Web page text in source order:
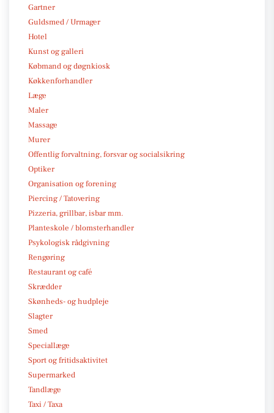
Gartner
Guldsmed / Urmager
Hotel
Kunst og galleri
Købmand og døgnkiosk
Køkkenforhandler
Læge
Maler
Massage
Murer
Offentlig forvaltning, forsvar og socialsikring
Optiker
Organisation og forening
Piercing / Tatovering
Pizzeria, grillbar, isbar mm.
Planteskole / blomsterhandler
Psykologisk rådgivning
Rengøring
Restaurant og café
Skrædder
Skønheds- og hudpleje
Slagter
Smed
Speciallæge
Sport og fritidsaktivitet
Supermarked
Tandlæge
Taxi / Taxa